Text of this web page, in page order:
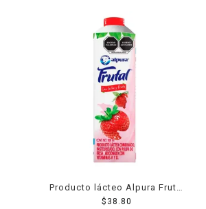
Producto lácteo Alpura Frutal
fresa 900 ml
$ 38.80